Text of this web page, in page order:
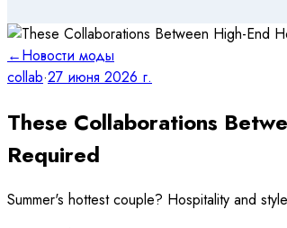
←Новости моды
collab·27 июня 2026 г.
These Collaborations
Required
Summer's hottest couple? Hospitality and